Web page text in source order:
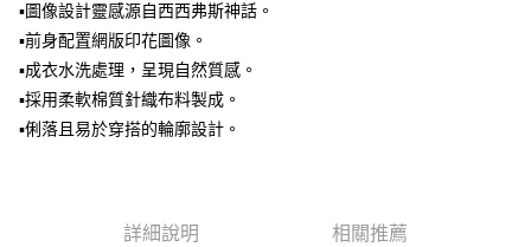
全家取貨付款
每筆NT$60，滿NT$1,500(含以上)免運費
7-11取貨付款
▪️圖像設計靈感源自西西弗斯神話。
▪️前身配置網版印花圖像。
▪️成衣水洗處理，呈現自然質感。
▪️採用柔軟棉質針織布料製成。
▪️俐落且易於穿搭的輪廓設計。
詳細說明 相關推薦